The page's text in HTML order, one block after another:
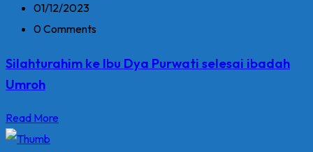
01/12/2023
0 Comments
Silahturahim ke Ibu Dya Purwati selesai ibadah
Umroh
Read More